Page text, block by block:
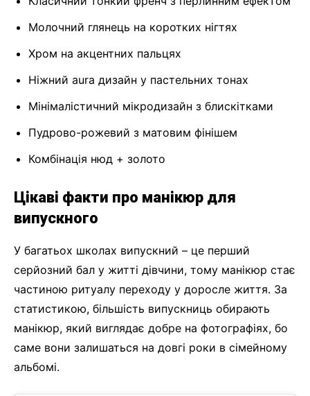
Молочний глянець на коротких нігтях
Хром на акцентних пальцях
Ніжний aura дизайн у пастельних тонах
Мінімалістичний мікродизайн з блискітками
Пудрово-рожевий з матовим фінішем
Комбінація нюд + золото
Цікаві факти про манікюр для
випускного
У багатьох школах випускний – це перший
серйозний бал у житті дівчини, тому манікюр стає
частиною ритуалу переходу у доросле життя. За
статистикою, більшість випускниць обирають
манікюр, який виглядає добре на фотографіях, бо
саме вони залишаться на довгі роки в сімейному
альбомі.